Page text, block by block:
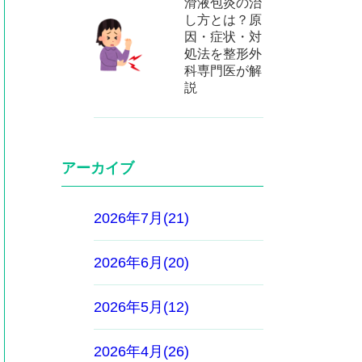
滑液包炎の治
し方とは？原
因・症状・対
処法を整形外
科専門医が解
説
アーカイブ
2026年7月(21)
2026年6月(20)
2026年5月(12)
2026年4月(26)